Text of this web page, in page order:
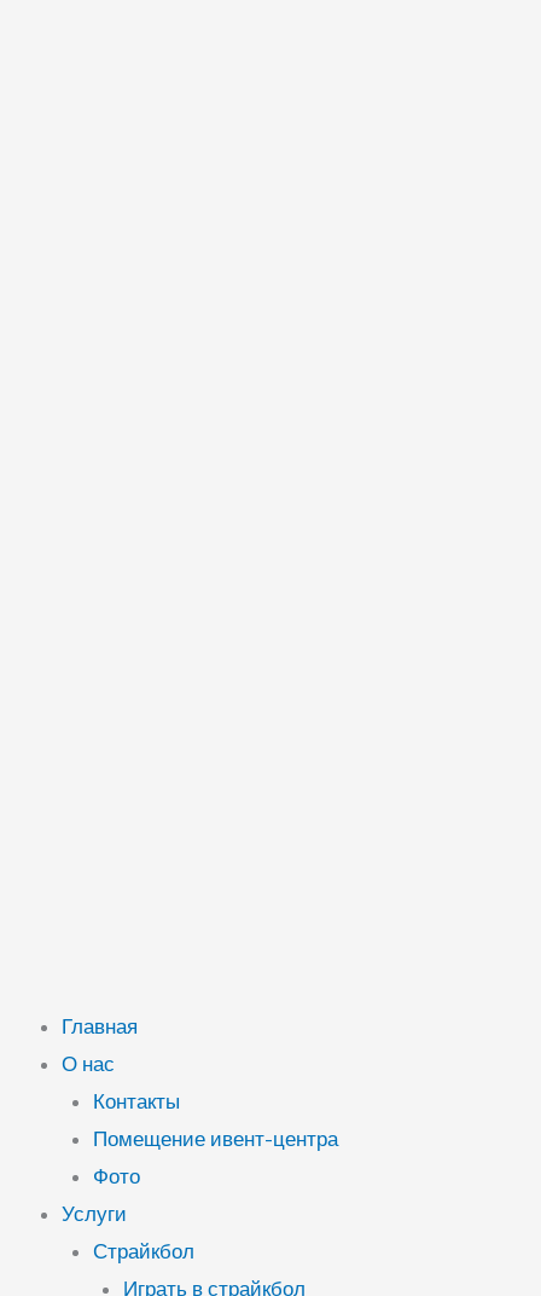
Главная
О нас
Контакты
Помещение ивент-центра
Фото
Услуги
Страйкбол
Играть в страйкбол